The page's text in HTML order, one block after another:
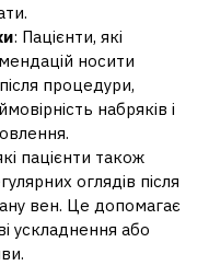
: Пацієнти, які
носити
процедури,
набряків і
пацієнти також
оглядів після
вен. Це допомагає
ускладнення або